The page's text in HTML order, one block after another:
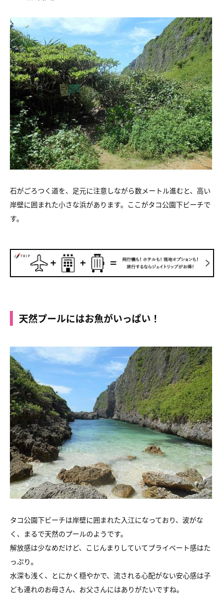
石がごろつく道を、足元に注意しながら数メートル進むと、高い
岸壁に囲まれた小さな浜があります。 ここがタコ公園下ビーチで
す。
天然プールにはお魚がいっぱい！
タコ公園下ビーチは岸壁に囲まれた入江になっており、波がな
く、まるで天然のプールのようです。
解放感は少なめだけど、こじんまりしていてプライベート感はた
っぷり。
水深も浅く、とにかく穏やかで、流される心配がない安心感は子
ども連れのお母さん、お父さんにはありがたいですね。